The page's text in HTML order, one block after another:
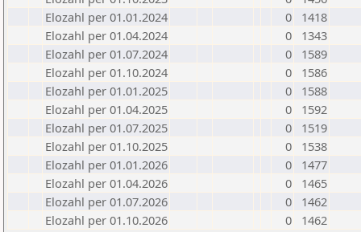
Elozahl per 01.01.2024
0
1418
Elozahl per 01.04.2024
0
1343
Elozahl per 01.07.2024
0
1589
Elozahl per 01.10.2024
0
1586
Elozahl per 01.01.2025
0
1588
Elozahl per 01.04.2025
0
1592
Elozahl per 01.07.2025
0
1519
Elozahl per 01.10.2025
0
1538
Elozahl per 01.01.2026
0
1477
Elozahl per 01.04.2026
0
1465
Elozahl per 01.07.2026
0
1462
Elozahl per 01.10.2026
0 1462